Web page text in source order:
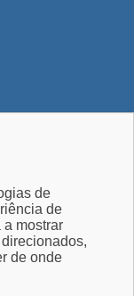
de
de
a mostrar
de onde